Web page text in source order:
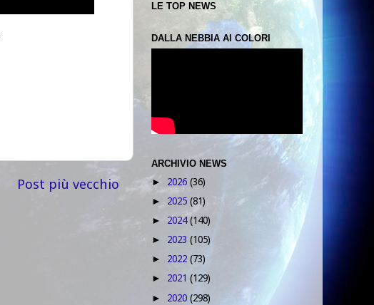
Post più vecchio
LE TOP NEWS
DALLA NEBBIA AI COLORI
ARCHIVIO NEWS
► 2026 (36)
► 2025 (81)
► 2024(140)
► 2023 (105)
► 2022 (73)
► 2021 (129)
► 2020 (298)